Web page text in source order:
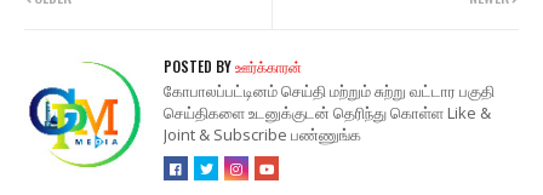
POSTED BYஊர்க்காரன்
கோபாலப்பட்டினம் செய்தி மற்றும் சுற்று வட்டார பகுதி
செய்திகளை உடனுக்குடன் தெரிந்து கொள்ள Like &
Joint & Subscribe பண்ணுங்க